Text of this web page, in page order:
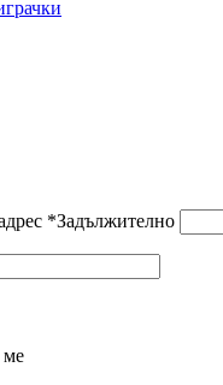
*Задължително
ме